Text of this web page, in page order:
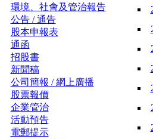
環境、社會及管治報告
公告 / 通告
股本申報表
通函
招股書
新聞稿
公司簡報 / 網上廣播
股票報價
企業管治
活動預告
電郵提示